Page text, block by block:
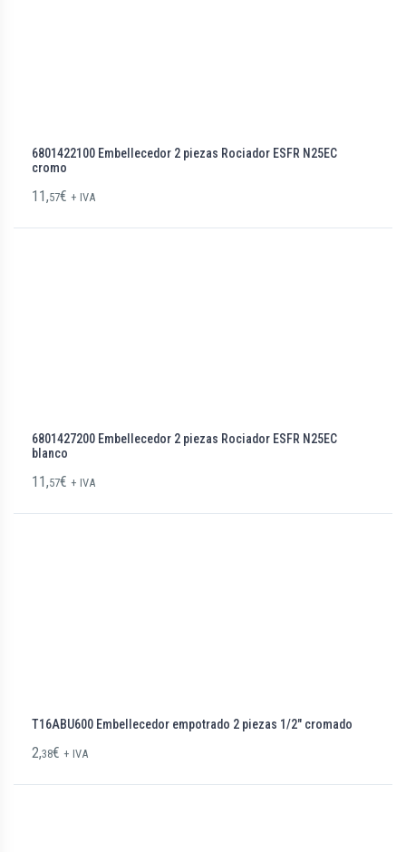
6801422100 Embellecedor 2 piezas Rociador ESFR N25EC
cromo
11,57€ + IVA
6801427200 Embellecedor 2 piezas Rociador ESFR N25EC
blanco
11,57€ + IVA
T16ABU600 Embellecedor empotrado 2 piezas 1/2″ cromado
2,38€ + IVA